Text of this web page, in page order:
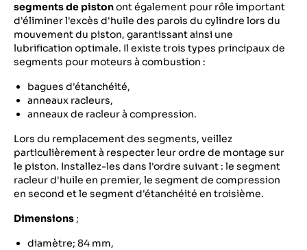
segments de pistonont également pour rôle important
d'éliminer l'excès d'huile des parois du cylindre lors du
mouvement du piston, garantissant ainsi une
lubrification optimale. Il existe trois types principaux de
segments pour moteurs à combustion :
bagues d'étanchéité,
anneaux racleurs,
anneaux de racleur à compression.
Lors du remplacement des segments, veillez
particulièrement à respecter leur ordre de montage sur
le piston. Installez-les dans l'ordre suivant : le segment
racleur d'huile en premier, le segment de compression
en second et le segment d'étanchéité en troisième.
Dimensions ;
diamètre; 84 mm,